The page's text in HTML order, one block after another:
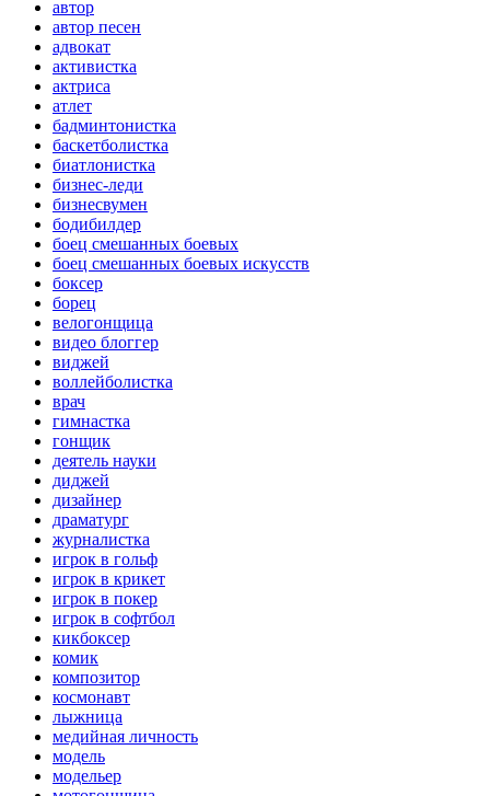
автор
автор песен
адвокат
активистка
актриса
атлет
бадминтонистка
баскетболистка
биатлонистка
бизнес-леди
бизнесвумен
бодибилдер
боец смешанных боевых
боец смешанных боевых искусств
боксер
борец
велогонщица
видео блоггер
виджей
воллейболистка
врач
гимнастка
гонщик
деятель науки
диджей
дизайнер
драматург
журналистка
игрок в гольф
игрок в крикет
игрок в покер
игрок в софтбол
кикбоксер
комик
композитор
космонавт
лыжница
медийная личность
модель
модельер